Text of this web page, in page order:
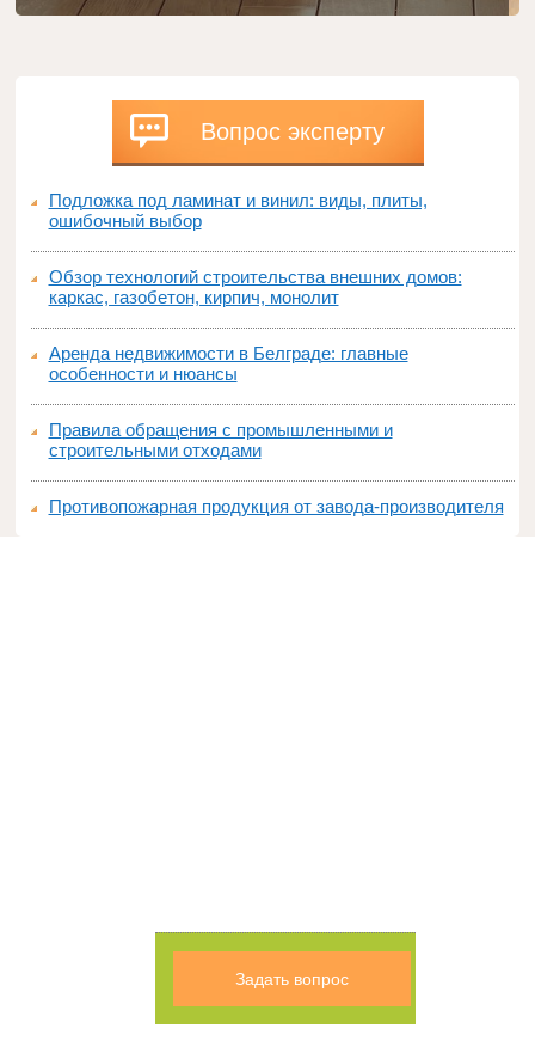
Вопрос эксперту
Подложка под ламинат и винил: виды, плиты,
ошибочный выбор
Обзор технологий строительства внешних домов:
каркас, газобетон, кирпич, монолит
Аренда недвижимости в Белграде: главные
особенности и нюансы
Правила обращения с промышленными и
строительными отходами
Противопожарная продукция от завода-производителя
Задать вопрос